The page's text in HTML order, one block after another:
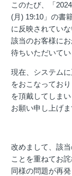
このたび、「
(月) 19:10」の書
に反映されてい
該当のお客様に
待ちいただいて
現在、システム
をおこなってお
を頂戴してしま
お願い申し上げま
改めまして、該
ことを重ねてお詫
同様の問題が再